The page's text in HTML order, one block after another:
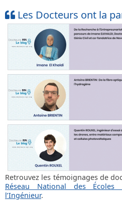
Les Docteurs ont la
Retrouvez les témoignages de
Réseau National des Écoles
l’Ingénieur.